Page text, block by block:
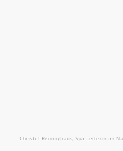
Christel Reininghaus, Spa-Leiterin im